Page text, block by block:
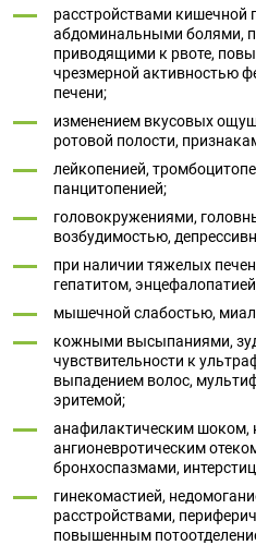
расстройствами кишечной
абдоминальными болями,
приводящими к рвоте,
чрезмерной активностью
печени;
изменением вкусовых
ротовой полости,
лейкопенией,
панцитопенией;
головокружениями,
возбудимостью,
при наличии тяжелых
гепатитом,
мышечной слабостью,
кожными высыпаниями,
чувствительности к
выпадением волос,
эритемой;
анафилактическим шоком,
ангионевротическим
бронхоспазмами,
гинекомастией,
расстройствами,
повышенным